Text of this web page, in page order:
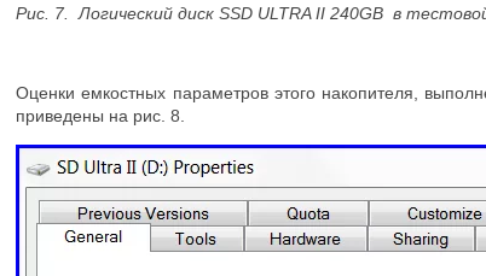
Рис. 7. Логический диск SSD ULTRA II 240GB в
Оценки емкостных параметров этого накопителя,
приведены на рис. 8.